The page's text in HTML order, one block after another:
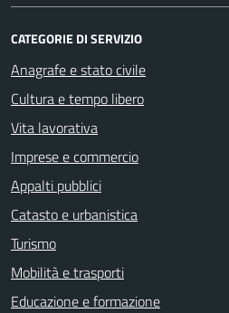
CATEGORIE DI SERVIZIO
Anagrafe e stato civile
Cultura e tempo libero
Vita lavorativa
Imprese e commercio
Appalti pubblici
Catasto e urbanistica
Turismo
Mobilità e trasporti
Educazione e formazione